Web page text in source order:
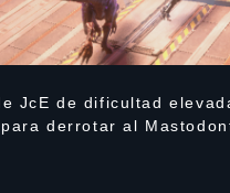
JcE de dificultad
derrotar al